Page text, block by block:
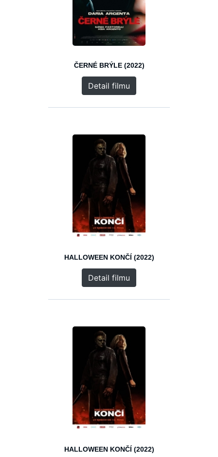
ČERNÉ BRÝLE (2022)
Detail filmu
HALLOWEEN KONČÍ (2022)
Detail filmu
HALLOWEEN KONČÍ (2022)